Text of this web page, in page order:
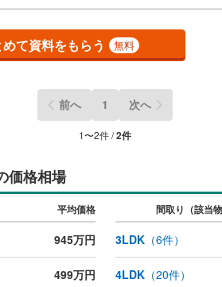
めて資料をもらう 無料
前へ 1 次へ
1〜2件 /2件
価格相場
平均価格 間取り（該当物
945万円 3LDK（6件）
499万円 4LDK（20件）
ークインクローゼット
床
ー、庭
ドデッキあり （
規模・施工・品質・工法関連
、免震、制震構造
）
ン対応
ライン内見(相談)可（0） IT